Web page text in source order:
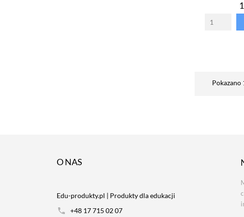
Pokazano
O NAS
Edu-produkty.pl | Produkty dla edukacji
+48 17 715 02 07